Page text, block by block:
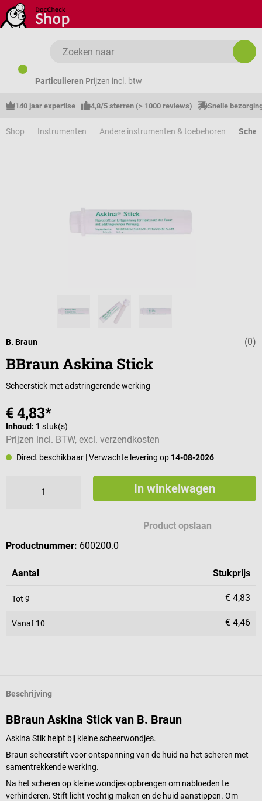
Ga naar de hoofdinhoud
Particulieren Prijzen incl. btw
140 jaar expertise 4,8/5 sterren (> 1000 reviews) Snelle
Shop Instrumenten Andere instrumenten & toebehoren
Gemiddelde
(0)
B. Braun
BBraun Askina Stick
Scheerstick met adstringerende werking
€ 4,83*
Inhoud: 1 stuk(s)
Prijzen incl. BTW, excl. verzendkosten
Direct beschikbaar | Verwachte levering op 14-08-2026
In winkelwagen
Product opslaan
Productnummer: 600200.0
Aantal Stukprijs
Tot 9 € 4,83
Vanaf 10 € 4,46
Beschrijving
BBraun Askina Stick van B. Braun
Askina Stik helpt bij kleine scheerwondjes.
Braun scheerstift voor ontspanning van de huid na het scheren met
samentrekkende werking.
Na het scheren op kleine wondjes opbrengen om nabloeden te
verhinderen. Stift licht vochtig maken en de huid aanstippen. Om